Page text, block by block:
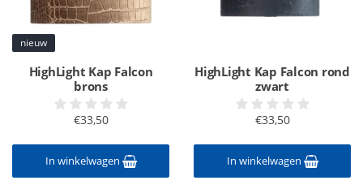
nieuw
HighLight Kap Falcon
brons
€33,50
In winkelwagen
HighLight Kap Falcon rond
zwart
€33,50
In winkelwagen